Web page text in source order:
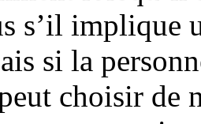
s’il implique
si la
choisir de